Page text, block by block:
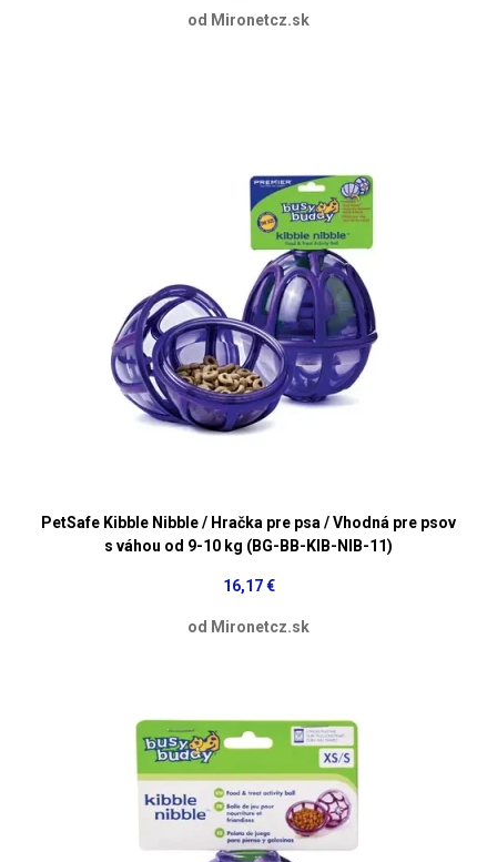
od Mironetcz.sk
PetSafe Kibble Nibble / Hračka pre psa / Vhodná pre psov
s váhou od 9-10 kg (BG-BB-KIB-NIB-11)
16,17 €
od Mironetcz.sk